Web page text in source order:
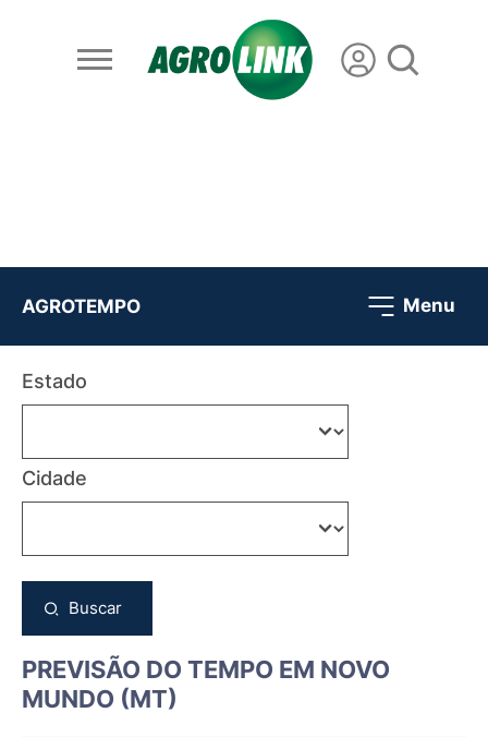
AGROTEMPO Menu
Estado
Cidade
Buscar
PREVISÃO DO TEMPO EM NOVO
MUNDO (MT)